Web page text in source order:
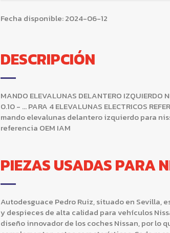
Fecha disponible:2024-06-12
DESCRIPCIÓN
MANDO ELEVALUNAS DELANTERO IZQUIERDO
0.10 - ... PARA 4 ELEVALUNAS ELECTRICOS
mando elevalunas delantero izquierdo para
referencia OEM IAM
PIEZAS USADAS PARA
Autodesguace Pedro Ruiz, situado en Sevilla,
y despieces de alta calidad para vehículos
diseño innovador de los coches Nissan, por lo